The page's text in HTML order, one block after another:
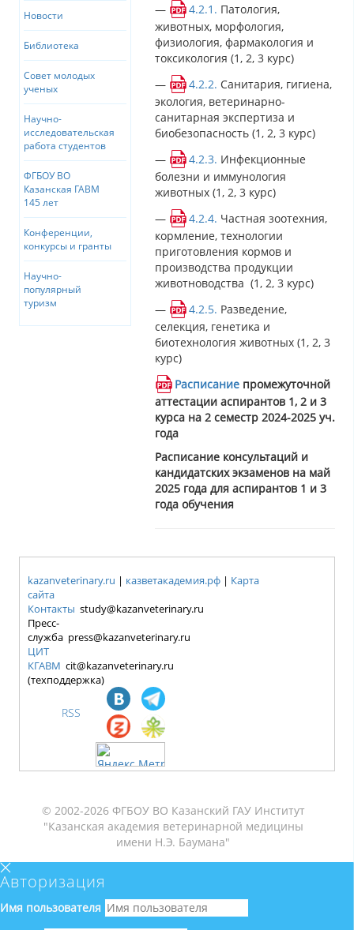
Новости
Библиотека
Совет молодых
ученых
Научно-
исследовательская
работа студентов
ФГБОУ ВО
Казанская ГАВМ
145 лет
Конференции,
конкурсы и гранты
Научно-
популярный
туризм
—
4.2.1. Патология,
животных, морфология,
физиология, фармакология и
токсикология (1, 2, 3 курс)
—
4.2.2. Санитария, гигиена,
экология, ветеринарно-
санитарная экспертиза и
биобезопасность (1, 2, 3 курс)
—
4.2.3. Инфекционные
болезни и иммунология
животных (1, 2, 3 курс)
—
4.2.4. Частная зоотехния,
кормление, технологии
приготовления кормов и
производства продукции
животноводства (1, 2, 3 курс)
—
4.2.5. Разведение,
селекция, генетика и
биотехнология животных (1, 2, 3
курс)
Расписание промежуточной
аттестации аспирантов 1, 2 и 3
курса на 2 семестр 2024-2025 уч.
года
Расписание консультаций и
кандидатских экзаменов на май
2025 года для аспирантов 1 и 3
года обучения
kazanveterinary.ru | казветакадемия.рф | Карта
сайта
Контакты study@kazanveterinary.ru
Пресс-
служба press@kazanveterinary.ru
ЦИТ
КГАВМ cit@kazanveterinary.ru
(техподдержка)
RSS
© 2002-2026 ФГБОУ ВО Казанский ГАУ Институт
"Казанская академия ветеринарной медицины
имени Н.Э. Баумана"
Авторизация
Имя пользователя